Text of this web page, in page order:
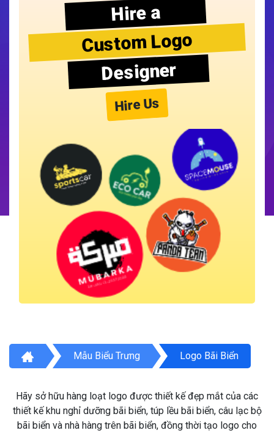
Hire a
Custom Logo
Designer
Hire Us
Mẫu Biểu Trưng Logo Bãi Biển
Hãy sở hữu hàng loạt logo được thiết kế đẹp mắt của các
thiết kế khu nghỉ dưỡng bãi biển, túp lều bãi biển, câu lạc bộ
bãi biển và nhà hàng trên bãi biển, đồng thời tạo logo cho